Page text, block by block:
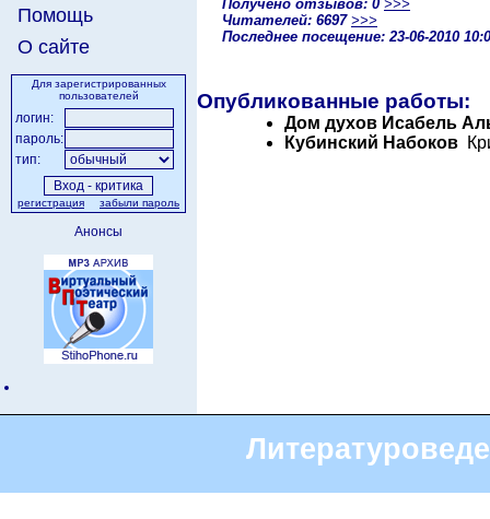
Помощь
О сайте
Для зарегистрированных
пользователей
логин:
пароль:
тип:
регистрация забыли пароль
Анонсы
Получено отзывов: 0 >>>
Читателей: 6697 >>>
Последнее посещение: 23-06-2010
Опубликованные работы:
Дом духов Исабель
Кубинский Набоков